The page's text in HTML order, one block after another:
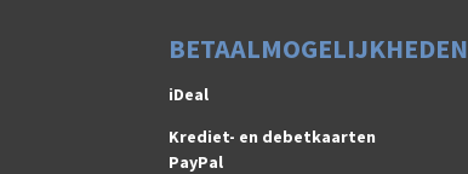
BETAALMOGELIJKHEDEN
iDeal
Krediet- en debetkaarten
PayPal